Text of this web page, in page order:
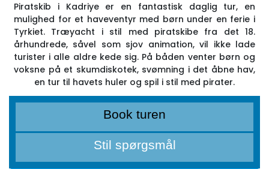
Piratskib i Kadriye er en fantastisk daglig tur, en
mulighed for et haveventyr med børn under en ferie i
Tyrkiet. Træyacht i stil med piratskibe fra det 18.
århundrede, såvel som sjov animation, vil ikke lade
turister i alle aldre kede sig. På båden venter børn og
voksne på et skumdiskotek, svømning i det åbne hav,
en tur til havets huler og spil i stil med pirater.
Book turen
Stil spørgsmål